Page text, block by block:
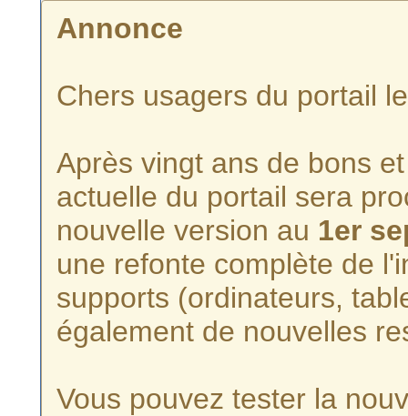
Annonce
Chers usagers du portail
Après vingt ans de bons
actuelle du portail sera
nouvelle version au 1er
une refonte complète de
supports (ordinateurs,
également de nouvelles
Vous pouvez tester la